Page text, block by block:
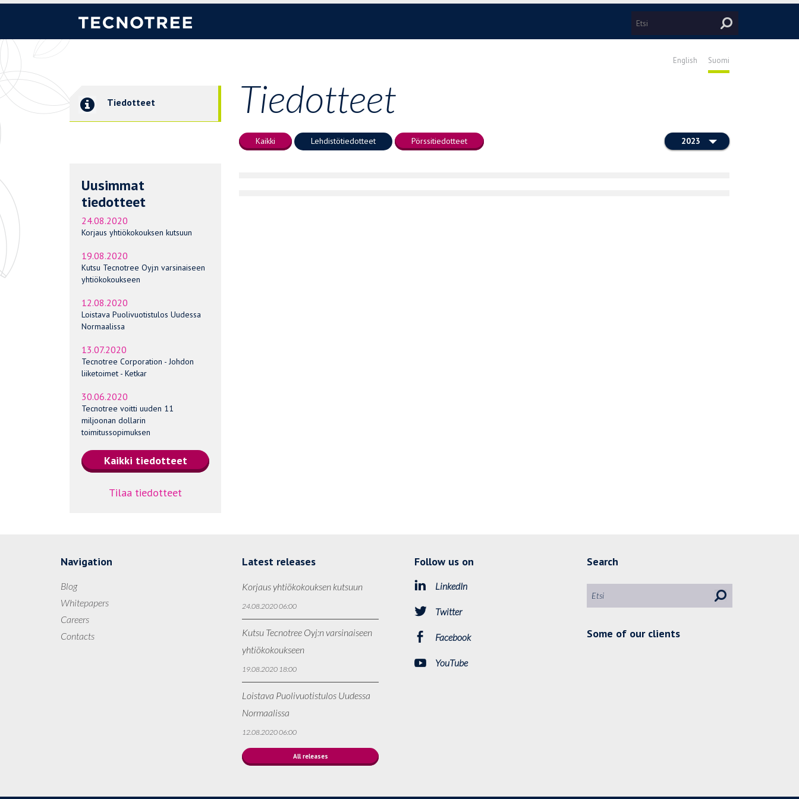
Suomi
English
Tiedotteet
Uusimmat
tiedotteet
24.08.2020
Korjaus yhtiökokouksen kutsuun
19.08.2020
Kutsu Tecnotree Oyj:n varsinaiseen
yhtiökokoukseen
12.08.2020
Loistava Puolivuotistulos Uudessa
Normaalissa
13.07.2020
Tecnotree Corporation - Johdon
liiketoimet - Ketkar
30.06.2020
Tecnotree voitti uuden 11
miljoonan dollarin
toimitussopimuksen
Tilaa tiedotteet
Tiedotteet
Kaikki Lehdistötiedotteet Pörssitiedotteet 2023
Navigation
Blog
Whitepapers
Careers
Contacts
Latest releases
Korjaus yhtiökokouksen kutsuun
24.08.2020 06:00
Kutsu Tecnotree Oyj:n varsinaiseen
yhtiökokoukseen
19.08.2020 18:00
Loistava Puolivuotistulos Uudessa
Normaalissa
12.08.2020 06:00
All releases
Follow us on
LinkedIn
Twitter
Facebook
YouTube
Search
Some of our clients